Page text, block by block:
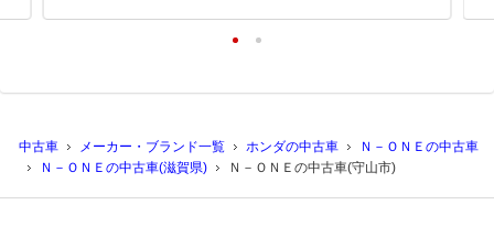
中古車 メーカー・ブランド一覧 ホンダの中古車
Ｎ－ＯＮＥの中古車
Ｎ－ＯＮＥの中古車(滋賀県)
Ｎ－ＯＮＥの中古車(守山市)